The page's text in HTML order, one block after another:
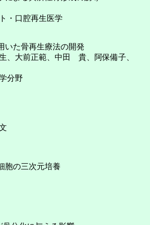
・口腔再生医学
いた骨再生療法の開発
、大前正範、中田 貴、阿保備子、
分野
胞の三次元培養